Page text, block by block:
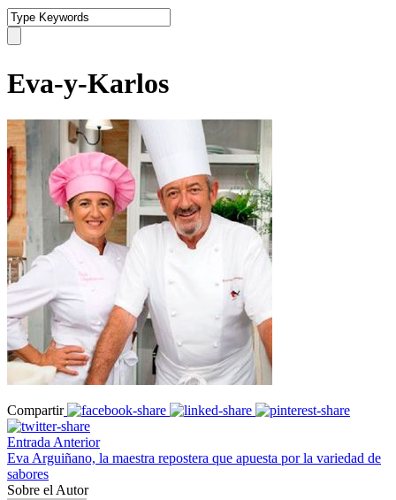
Eva-y-Karlos
Compartir
Entrada Anterior
Eva Arguiñano, la maestra repostera que apuesta por la variedad de
sabores
Sobre el Autor